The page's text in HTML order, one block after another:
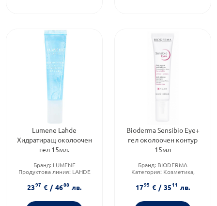
Lumene Lahde
Хидратиращ околоочен
гел 15мл.
Бранд: LUMENE
Продуктова линия: LAHDE
2397 € / 4688 лв.
Bioderma Sensibio Eye+
гел околоочен контур
15мл
Бранд: BIODERMA
Категория: Козметика,
Продуктова линия: SENSIBIO
1795 € / 3511 лв.